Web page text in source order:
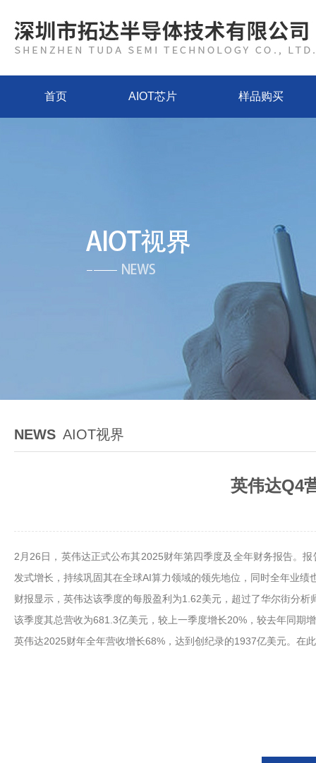
首页 AIOT芯片 样品购买
NEWS AIOT视界
英伟达Q4
2月26日，英伟达正式公布其2025财年第四季度及全年财务报告。
发式增长，持续巩固其在全球AI算力领域的领先地位，同时全年业
财报显示，英伟达该季度的每股盈利为1.62美元，超过了华尔街分析
该季度其总营收为681.3亿美元，较上一季度增长20%，较去年同期
英伟达2025财年全年营收增长68%，达到创纪录的1937亿美元。在